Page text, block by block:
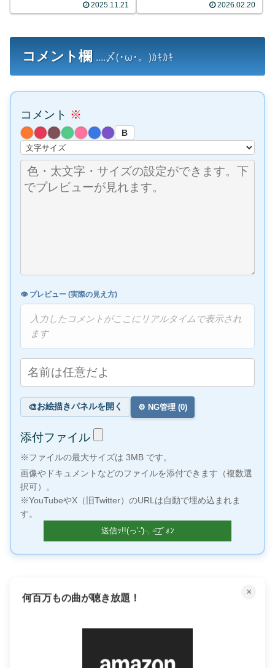
2025.11.21 2026.02.20
コメント欄 ....〆(･ω･。)ｶｷｶｷ
コメント ※
B
👁️ プレビュー (実際の見え方)
入力したコメントがここにリアルタイムで表示され
ます
🎨お絵描きパネルを開く ⚙️ NG管理 (0)
添付ファイル
※ファイルの最大サイズは 3MB です。
画像やドキュメントなどのファイルを添付できます（複数選
択可）。
※YouTubeやX（旧Twitter）のURLは自動で埋め込まれま
す。
×
何百万もの曲が聴き放題！